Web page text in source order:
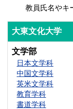
教員氏名やキ
大東文化大学
文学部
日本文学科
中国文学科
英米文学科
教育学科
書道学科